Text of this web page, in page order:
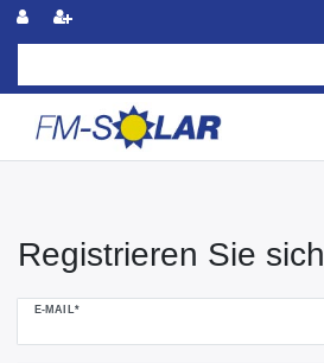
Registrieren Sie sich
E-MAIL*